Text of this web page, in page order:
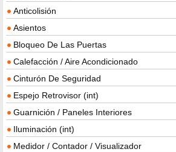
Anticolisión
Asientos
Bloqueo De Las Puertas
Calefacción / Aire Acondicionado
Cinturón De Seguridad
Espejo Retrovisor (int)
Guarnición / Paneles Interiores
Iluminación (int)
Medidor / Contador / Visualizador